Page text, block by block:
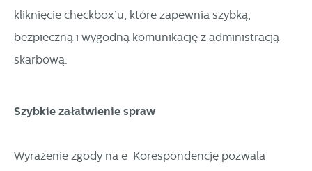
kliknięcie checkbox’u, które zapewnia szybką,
bezpieczną i wygodną komunikację z administracją
skarbową.
Szybkie załatwienie spraw
Wyrażenie zgody na e-Korespondencję pozwala